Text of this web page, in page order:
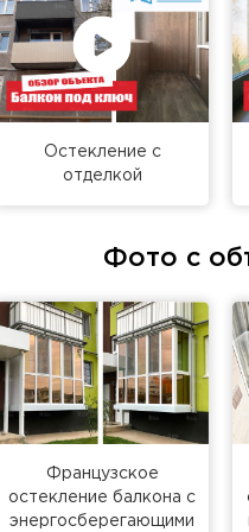
– наш инженер
рассчитает точную
и области, без
5 лет.
Остекление с
отделкой
Фото с
Французское
остекление балкона с
энергосберегающими